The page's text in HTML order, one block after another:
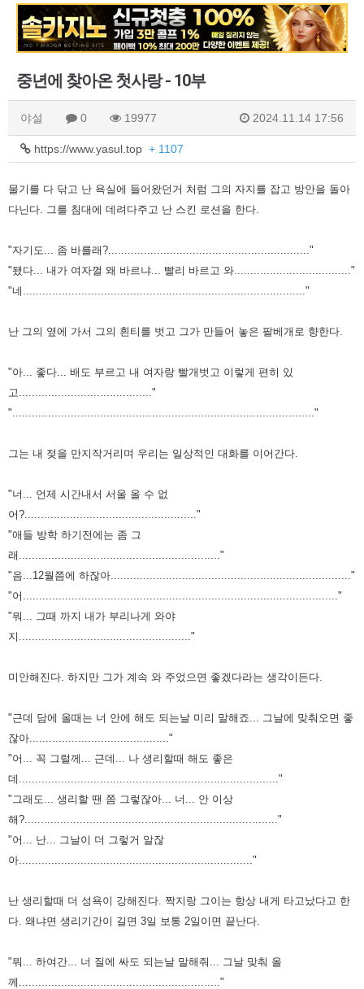
중년에 찾아온 첫사랑 - 10부
야설 0 19977 2024.11.14 17:56
https://www.yasul.top + 1107
물기를 다 닦고 난 욕실에 들어왔던거 처럼 그의 자지를 잡고 방안을 돌아
다닌다.
그를 침대에 데려다주고 난 스킨 로션을 한다.
"자기도... 좀 바를래?.............................................................."
"됐다... 내가 여자껄 왜 바르냐... 빨리 바르고 와...................................."
"네......................................................................................."
난 그의 옆에 가서 그의 흰티를 벗고 그가 만들어 놓은 팔베개로 향한다.
"아... 좋다... 배도 부르고 내 여자랑 빨개벗고 이렇게 편히 있
고........................................."
"............................................................................................."
그는 내 젖을 만지작거리며 우리는 일상적인 대화를 이어간다.
"너... 언제 시간내서 서울 올 수 없
어?....................................................."
"애들 방학 하기전에는 좀 그
래.............................................................."
"음...12월쯤에 하잖아.......................................................................... "
"어................................................................................................."
"뭐... 그때 까지 내가 부리나게 와야
지....................................................."
미안해진다. 하지만 그가 계속 와 주었으면 좋겠다라는 생각이든다.
"근데 담에 올때는 너 안에 해도 되는날 미리 말해죠... 그날에 맞춰오면 좋
잖아........................................... "
"어... 꼭 그럴께... 근데... 나 생리할때 해도 좋은
데................................................................................"
"그래도... 생리할 땐 쫌 그렇잖아... 너... 안 이상
해?.............................................................................."
"어... 난... 그날이 더 그렇거 알잖
아........................................................................"
난 생리할때 더 성욕이 강해진다. 짝지랑 그이는 항상 내게 타고났다고 한
다. 왜냐면 생리기간이 길면 3일 보통 2일이면 끝난다.
"뭐... 하여간... 너 질에 싸도 되는날 말해줘... 그날 맞춰 올
께.............................................................."